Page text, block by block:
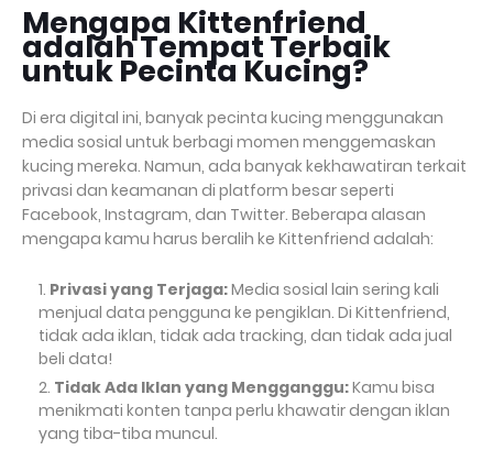
Mengapa Kittenfriend
adalah Tempat Terbaik
untuk Pecinta Kucing?
Di era digital ini, banyak pecinta kucing menggunakan
media sosial untuk berbagi momen menggemaskan
kucing mereka. Namun, ada banyak kekhawatiran terkait
privasi dan keamanan di platform besar seperti
Facebook, Instagram, dan Twitter. Beberapa alasan
mengapa kamu harus beralih ke Kittenfriend adalah:
Privasi yang Terjaga:Media sosial lain sering kali
menjual data pengguna ke pengiklan. Di Kittenfriend,
tidak ada iklan, tidak ada tracking, dan tidak ada jual
beli data!
Tidak Ada Iklan yang Mengganggu:Kamu bisa
menikmati konten tanpa perlu khawatir dengan iklan
yang tiba-tiba muncul.